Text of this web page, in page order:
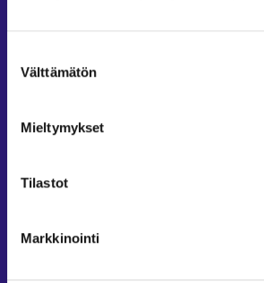
Löydät tietoa evästeiden
Lue tarkemmin
valinta
Välttämätön
Mieltymykset
Tilastot
Markkinointi
Työ- ja elinkeinoministeriö⁠
Osaamispolku⁠
Seuraa meitä